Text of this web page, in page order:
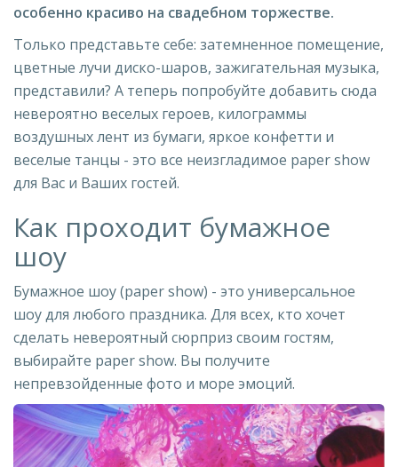
особенно красиво на свадебном торжестве.
Только представьте себе: затемненное помещение,
цветные лучи диско-шаров, зажигательная музыка,
представили? А теперь попробуйте добавить сюда
невероятно веселых героев, килограммы
воздушных лент из бумаги, яркое конфетти и
веселые танцы - это все неизгладимое paper show
для Вас и Ваших гостей.
Как проходит бумажное
шоу
Бумажное шоу (paper show) - это универсальное
шоу для любого праздника. Для всех, кто хочет
сделать невероятный сюрприз своим гостям,
выбирайте paper show. Вы получите
непревзойденные фото и море эмоций.